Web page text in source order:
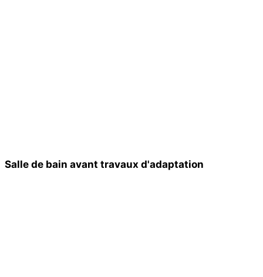
Salle de bain avant travaux d'adaptation